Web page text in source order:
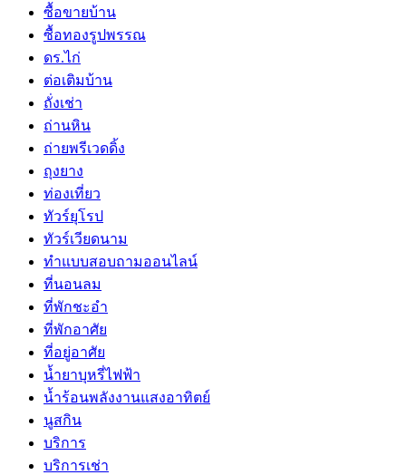
ซื้อขายบ้าน
ซื้อทองรูปพรรณ
ดร.ไก่
ต่อเติมบ้าน
ถั่งเช่า
ถ่านหิน
ถ่ายพรีเวดดิ้ง
ถุงยาง
ท่องเที่ยว
ทัวร์ยุโรป
ทัวร์เวียดนาม
ทำแบบสอบถามออนไลน์
ที่นอนลม
ที่พักชะอำ
ที่พักอาศัย
ที่อยู่อาศัย
น้ำยาบุหรี่ไฟฟ้า
น้ำร้อนพลังงานแสงอาทิตย์
นูสกิน
บริการ
บริการเช่า